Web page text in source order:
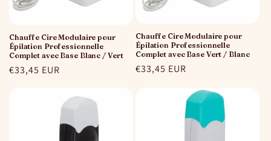
Chauffe Cire Modulaire pour
Épilation Professionnelle
Complet avec Base Blanc / Vert
Prix
€33,45 EUR
Chauffe Cire Modulaire pour
Épilation Professionnelle
Complet avec Base Vert / Blanc
Prix
€33,45 EUR